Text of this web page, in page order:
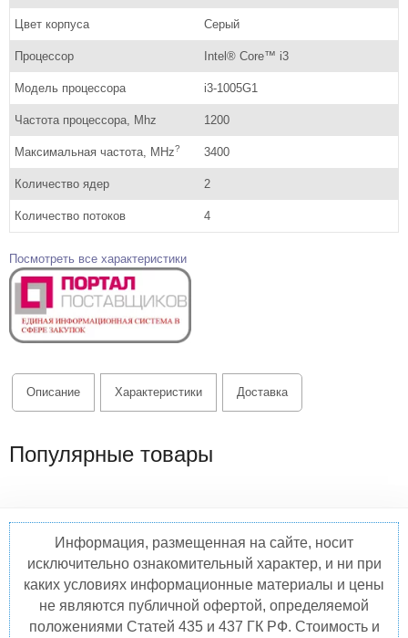
Цвет корпуса Серый
Процессор Intel® Core™ i3
Модель процессора i3-1005G1
Частота процессора, Mhz 1200
Максимальная частота, MHz? 3400
Количество ядер 2
Количество потоков 4
Посмотреть все характеристики
Описание Характеристики Доставка
Популярные товары
Информация, размещенная на сайте, носит
исключительно ознакомительный характер, и ни при
каких условиях информационные материалы и цены
не являются публичной офертой, определяемой
положениями Статей 435 и 437 ГК РФ. Стоимость и